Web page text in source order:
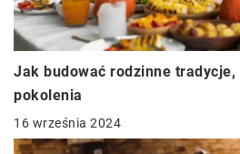
Jak budować rodzinne
pokolenia
16 września 2024